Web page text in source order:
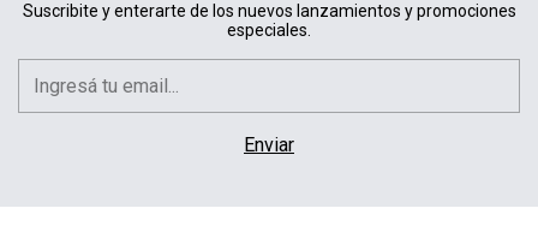
Suscribite y enterarte de los nuevos lanzamientos y promociones
especiales.